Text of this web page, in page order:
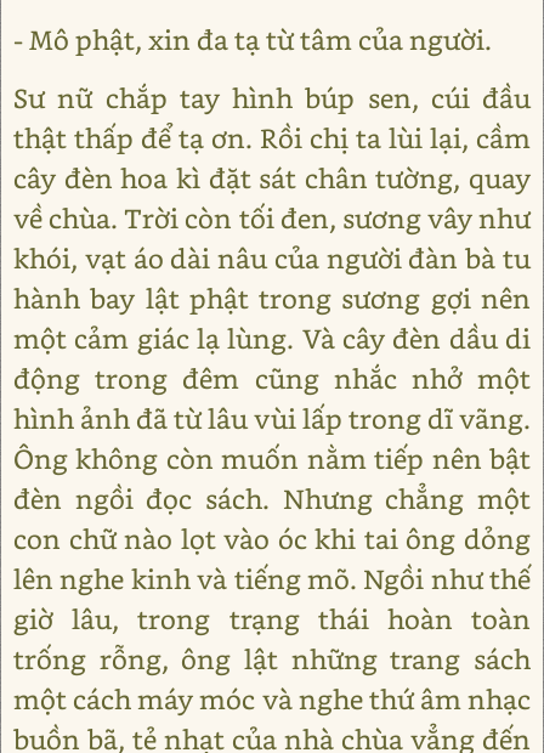
- Mô phật, xin đa tạ từ tâm của người.
Sư nữ chắp tay hình búp sen, cúi đầu
thật thấp để tạ ơn. Rồi chị ta lùi lại, cầm
cây đèn hoa kì đặt sát chân tường, quay
về chùa. Trời còn tối đen, sương vây như
khói, vạt áo dài nâu của người đàn bà tu
hành bay lật phật trong sương gợi nên
một cảm giác lạ lùng. Và cây đèn dầu di
động trong đêm cũng nhắc nhở một
hình ảnh đã từ lâu vùi lấp trong dĩ vãng.
Ông không còn muốn nằm tiếp nên bật
đèn ngồi đọc sách. Nhưng chẳng một
con chữ nào lọt vào óc khi tai ông dỏng
lên nghe kinh và tiếng mõ. Ngồi như thế
giờ lâu, trong trạng thái hoàn toàn
trống rỗng, ông lật những trang sách
một cách máy móc và nghe thứ âm nhạc
buồn bã, tẻ nhạt của nhà chùa vẳng đến